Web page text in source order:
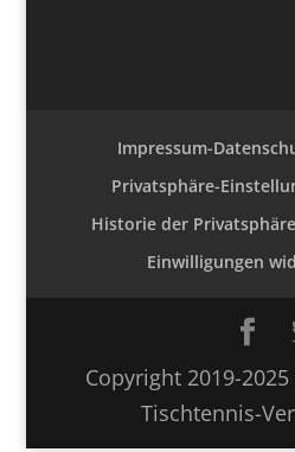
Impressum-
Privatsphäre-
Historie der
Einwilligungen
Copyright 2019-
Tischtennis-